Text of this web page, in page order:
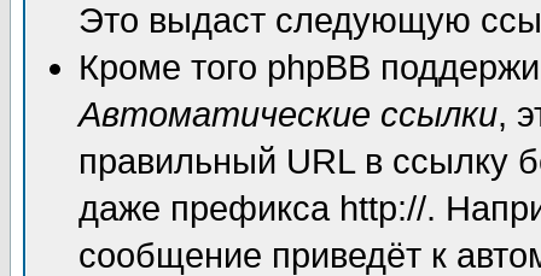
Это выдаст следующую
Кроме того phpBB
Автоматические ссылки,
правильный URL в ссылку
даже префикса http://.
сообщение приведёт к